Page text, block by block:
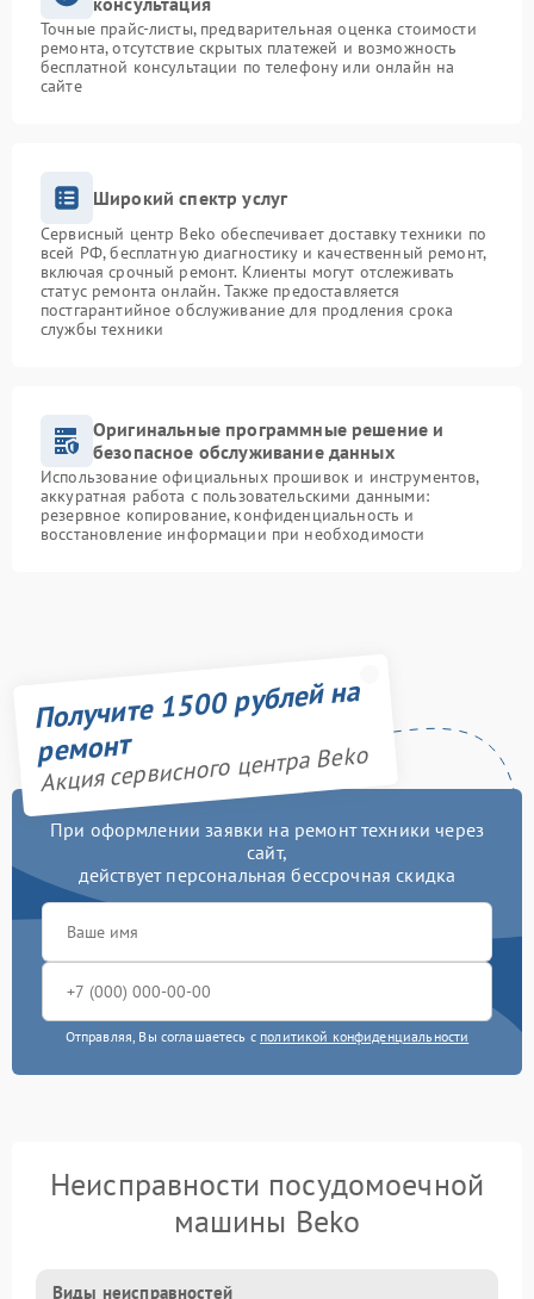
Точные прайс-листы, предварительная оценка стоимости
ремонта, отсутствие скрытых платежей и возможность
бесплатной консультации по телефону или онлайн на
сайте
Широкий спектр услуг
Сервисный центр Beko обеспечивает доставку техники по
всей РФ, бесплатную диагностику и качественный ремонт,
включая срочный ремонт. Клиенты могут отслеживать
статус ремонта онлайн. Также предоставляется
постгарантийное обслуживание для продления срока
службы техники
Оригинальные программные решение и
безопасное обслуживание данных
Использование официальных прошивок и инструментов,
аккуратная работа с пользовательскими данными:
резервное копирование, конфиденциальность и
восстановление информации при необходимости
Получите 1500 рублей на
ремонт
Акция сервисного центра Beko
При оформлении заявки на ремонт техники через
сайт,
действует персональная бессрочная скидка
Отправляя, Вы соглашаетесь с политикой конфиденциальности
Неисправности посудомоечной
машины Beko
Виды неисправностей